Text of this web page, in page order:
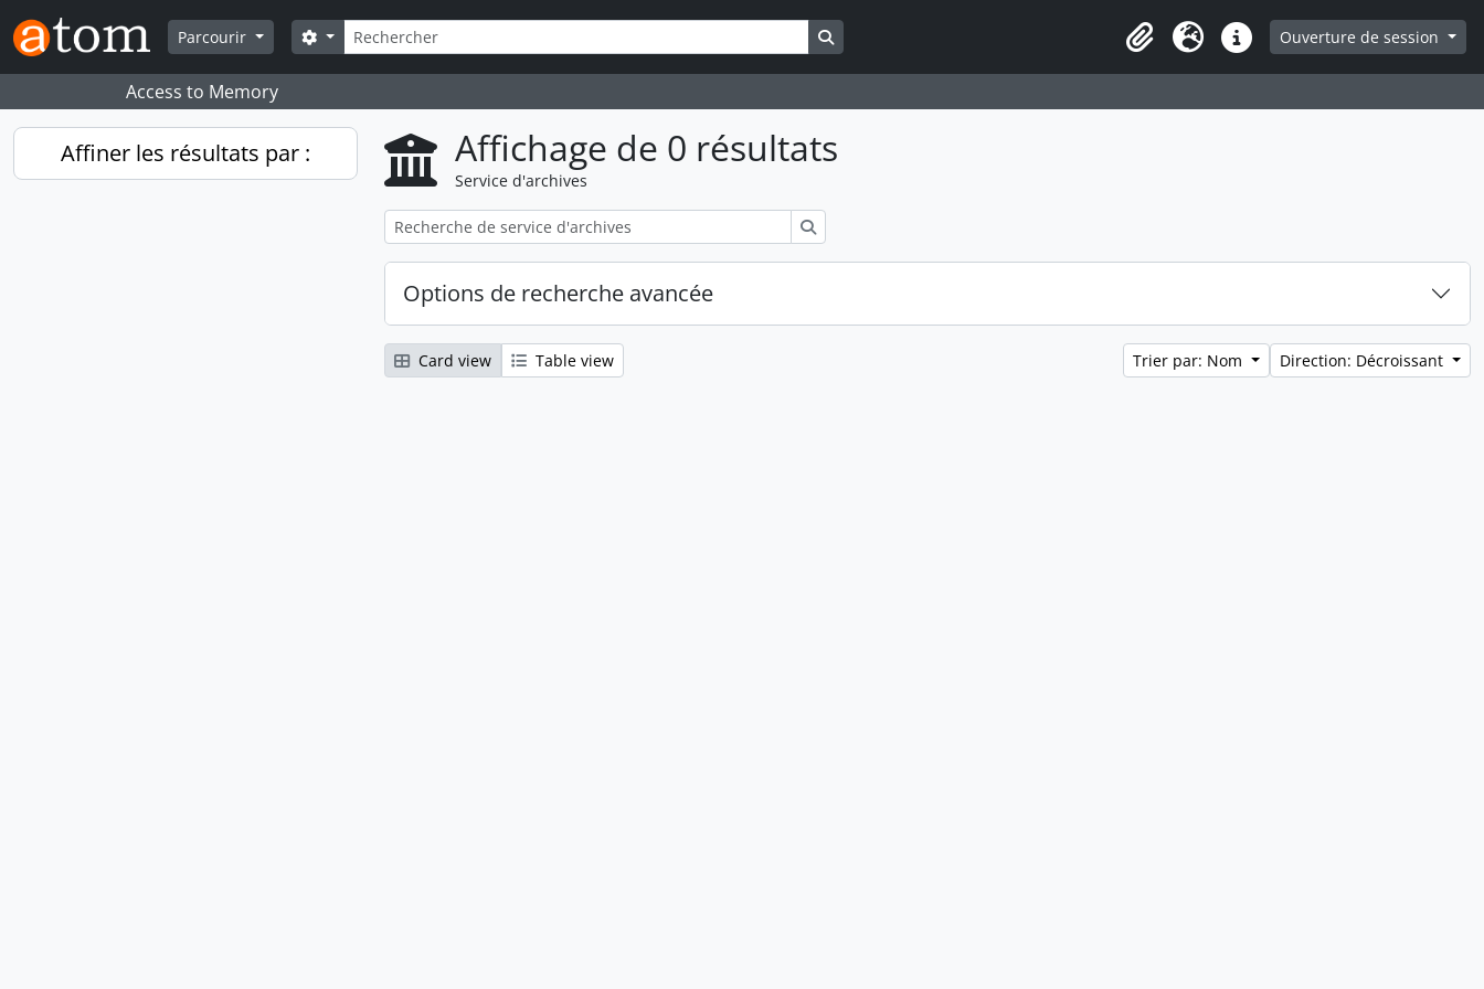
Skip to main content
Parcourir
Rechercher
Search options
Presse-papier
LangueLiens rapidesOuverture de session
Access to Memory
Affiner les résultats par : Affichage de 0 résultats
Service d'archives
Options de recherche avancée
Card view Table view Trier par: Nom Direction: Décroissant